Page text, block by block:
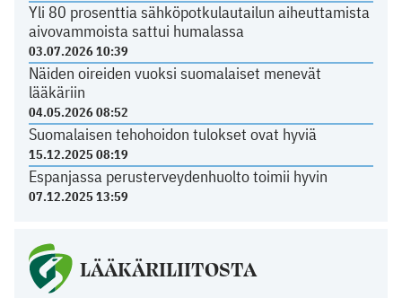
Yli 80 prosenttia sähköpotkulautailun aiheuttamista
aivovammoista sattui humalassa
03.07.2026 10:39
Näiden oireiden vuoksi suomalaiset menevät
lääkäriin
04.05.2026 08:52
Suomalaisen tehohoidon tulokset ovat hyviä
15.12.2025 08:19
Espanjassa perusterveydenhuolto toimii hyvin
07.12.2025 13:59
LÄÄKÄRILIITOSTA